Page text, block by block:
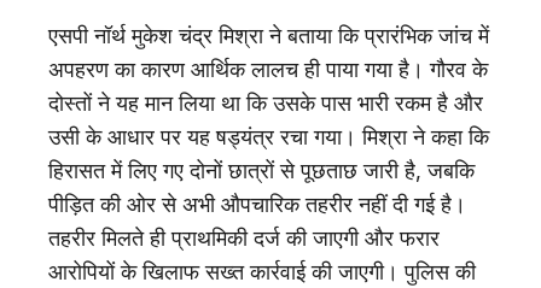
एसपी नॉर्थ मुकेश चंद्र मिश्रा ने बताया कि प्रारंभिक जांच में
अपहरण का कारण आर्थिक लालच ही पाया गया है। गौरव के
दोस्तों ने यह मान लिया था कि उसके पास भारी रकम है और
उसी के आधार पर यह षड्यंत्र रचा गया। मिश्रा ने कहा कि
हिरासत में लिए गए दोनों छात्रों से पूछताछ जारी है, जबकि
पीड़ित की ओर से अभी औपचारिक तहरीर नहीं दी गई है।
तहरीर मिलते ही प्राथमिकी दर्ज की जाएगी और फरार
आरोपियों के खिलाफ सख्त कार्रवाई की जाएगी। पुलिस की